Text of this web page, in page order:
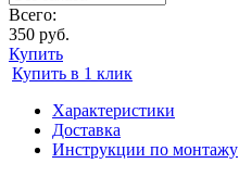
Всего:
350 руб.
Купить
Купить в 1 клик
Характеристики
Доставка
Инструкции по монтажу